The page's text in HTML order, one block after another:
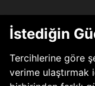
İstediğin
Tercihlerine göre
verime